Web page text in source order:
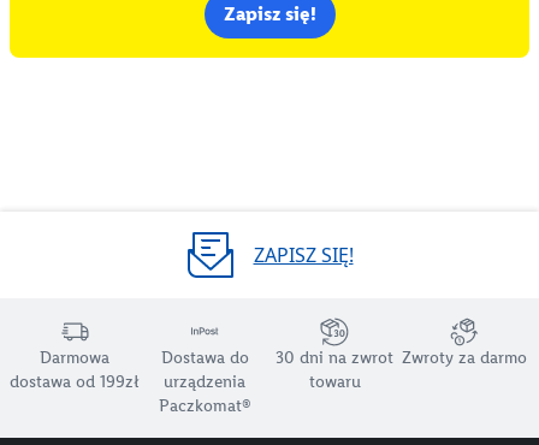
Zapisz się!
ZAPISZ SIĘ!
Darmowa
dostawa od 199zł
Dostawa do
urządzenia
Paczkomat®
30 dni na zwrot
towaru
Zwroty za darmo